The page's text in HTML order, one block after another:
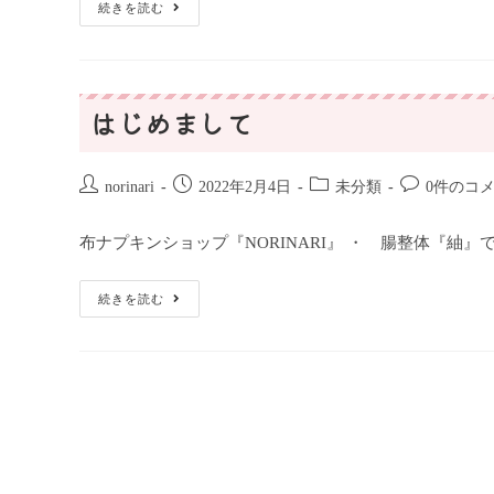
続きを読む
はじめまして
norinari 2022年2月4日 未分類 0件のコ
布ナプキンショップ『NORINARI』 ・ 腸整体『紬』
続きを読む